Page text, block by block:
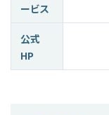
ービス
公式
HP